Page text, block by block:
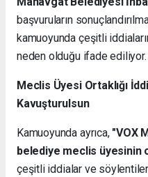
başvuruların
kamuoyunda çeşitli
neden olduğu ifade ediliyor.
Meclis Üyesi Ortaklığı
Kavuşturulsun
Kamuoyunda ayrıca, "VOX
belediye meclis üyesinin
çeşitli iddialar ve